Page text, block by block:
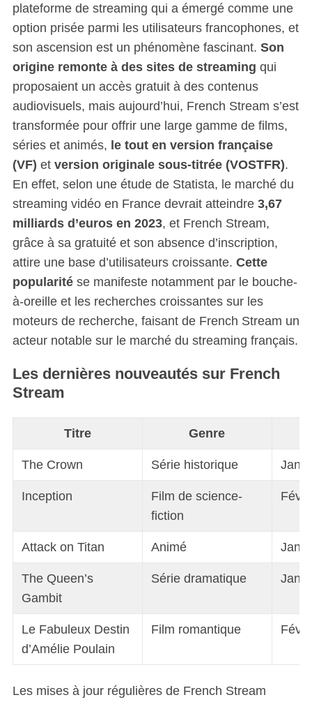
plateforme de streaming qui a émergé comme une
option prisée parmi les utilisateurs francophones, et
son ascension est un phénomène fascinant. Son
origine remonte à des sites de streaming qui
proposaient un accès gratuit à des contenus
audiovisuels, mais aujourd’hui, French Stream s’est
transformée pour offrir une large gamme de films,
séries et animés, le tout en version française
(VF) et version originale sous-titrée (VOSTFR).
En effet, selon une étude de Statista, le marché du
streaming vidéo en France devrait atteindre 3,67
milliards d’euros en 2023, et French Stream,
grâce à sa gratuité et son absence d’inscription,
attire une base d’utilisateurs croissante. Cette
popularitése manifeste notamment par le bouche-
à-oreille et les recherches croissantes sur les
moteurs de recherche, faisant de French Stream un
acteur notable sur le marché du streaming français.
Les dernières nouveautés sur French
Stream
Titre Genre
The Crown Série historique
Inception
Film de science-
fiction
Attack on Titan Animé
The Queen’s
Gambit
Série dramatique
Le Fabuleux Destin
d’Amélie Poulain
Film romantique
Les mises à jour régulières de French Stream